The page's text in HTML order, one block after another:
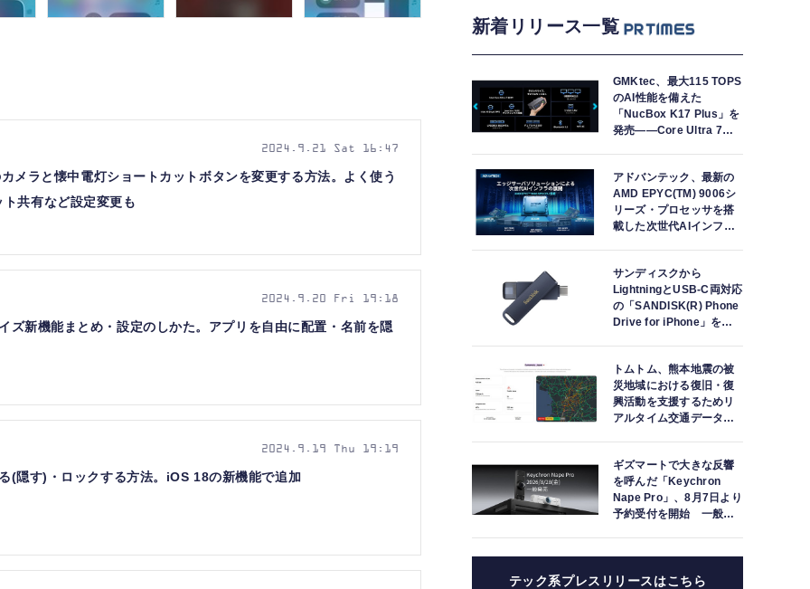
メラと懐中電灯ショートカットボタンを変更する方法。よく使う
共有など設定変更も
2024.9.21 Sat 16:47
ズ新機能まとめ・設定のしかた。アプリを自由に配置・名前を隠
2024.9.20 Fri 19:18
(隠す)・ロックする方法。iOS 18の新機能で追加
2024.9.19 Thu 19:19
新着リリース一覧
GMKtec、最大115 TOPS
のAI性能を備えた
「NucBox K17 Plus」を
発売――Core Ultra 7
アドバンテック、最新の
AMD EPYC(TM) 9006シ
リーズ・プロセッサを搭
載した次世代AIインフラ
サンディスクから
LightningとUSB-C両対応
の「SANDISK(R) Phone
Drive for iPhone」を日
トムトム、熊本地震の被
災地域における復旧・復
興活動を支援するためリ
アルタイム交通データを
ギズマートで大きな反響
を呼んだ「Keychron
Nape Pro」、8月7日より
予約受付を開始 一般販
テック系プレスリリースはこちら